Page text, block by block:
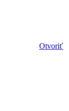
Otvoriť